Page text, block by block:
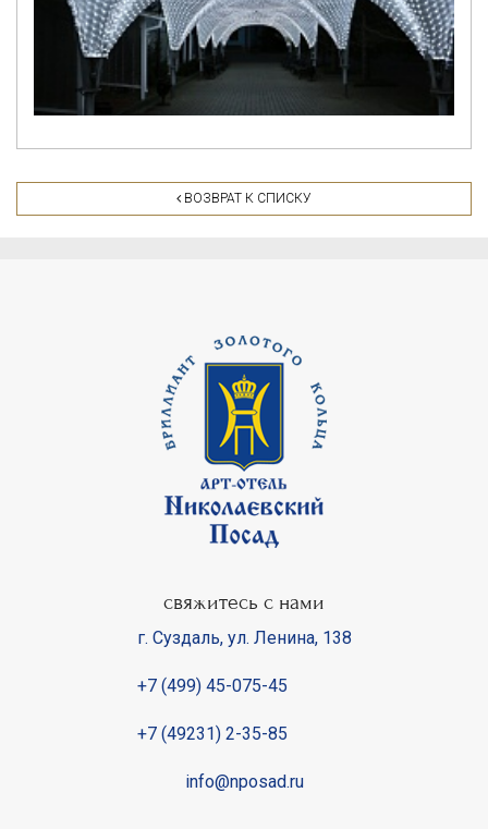
ВОЗВРАТ К СПИСКУ
свяжитесь с нами
г. Суздаль, ул. Ленина, 138
+7 (499) 45-075-45
+7 (49231) 2-35-85
info@nposad.ru